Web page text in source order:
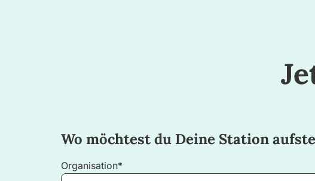
Wo möchtest du Deine Station
Organisation*